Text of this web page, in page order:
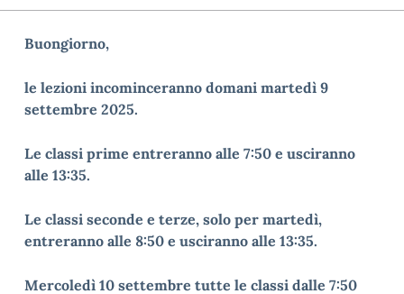
Buongiorno,
le lezioni incominceranno domani martedì 9
settembre 2025.
Le classi prime entreranno alle 7:50 e usciranno
alle 13:35.
Le classi seconde e terze, solo per martedì,
entreranno alle 8:50 e usciranno alle 13:35.
Mercoledì 10 settembre tutte le classi dalle 7:50